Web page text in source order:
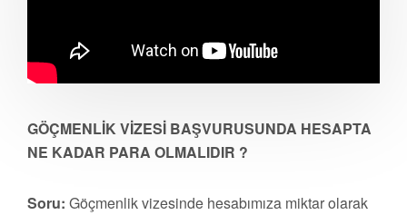
GÖÇMENLİK VİZESİ BAŞVURUSUNDA HESAPTA
NE KADAR PARA OLMALIDIR ?
Soru: Göçmenlik vizesinde hesabımıza miktar olarak